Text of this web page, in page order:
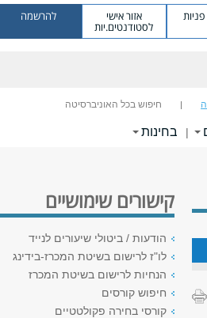
אזור אישי
לסטודנטים.יות
להרשמה
חיפוש בכל האוניברסיטה
| בחינות
קישורים שימושיים
הודעות / ביטולי שיעורים לנייד
לו"ז לרישום בשיטת המכרז-בידינג
הנחיות לרישום בשיטת המכרז
חיפוש קורסים
קורסי בחירה פקולטטיים